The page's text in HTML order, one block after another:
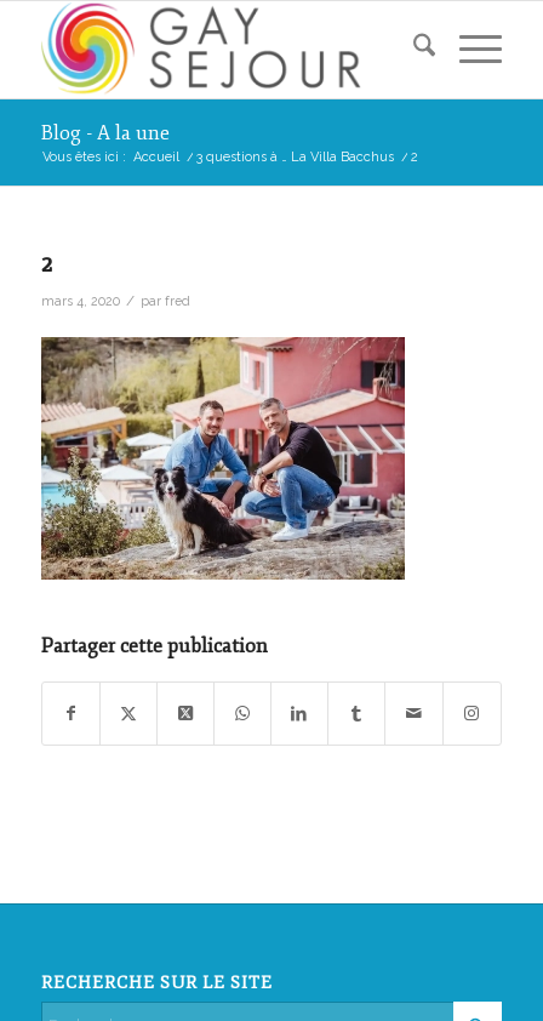
Blog - A la une
Vous êtes ici : Accueil / 3 questions à … La Villa Bacchus / 2
2
mars 4, 2020 / par fred
Partager cette publication
RECHERCHE SUR LE SITE